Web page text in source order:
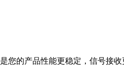
是您的产品性能更稳定，信号接